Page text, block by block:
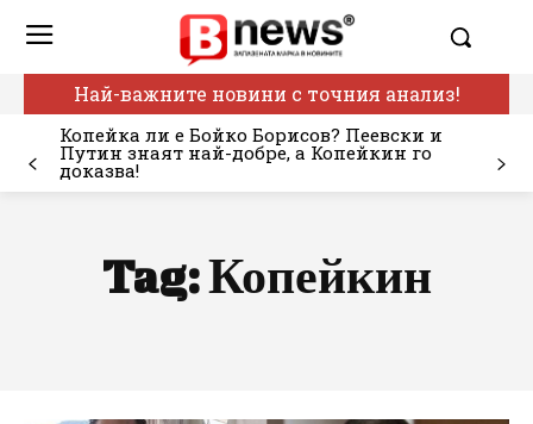
Най-важните новини с точния анализ!
Копейка ли е Бойко Борисов? Пеевски и
Путин знаят най-добре, а Копейкин го
доказва!
Tag:Копейкин